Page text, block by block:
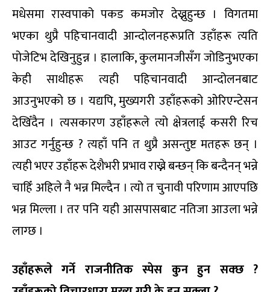
मधेसमा रास्वपाको पकड कमजोर देख्नुहुन्छ । विगतमा
भएका थुप्रै पहिचानवादी आन्दोलनहरूप्रति उहाँहरू त्यति
पोजेटिभ देखिनुहुन्न । हालाकि, कुलमानजीसँग जोडिनुभएका
केही साथीहरू त्यही पहिचानवादी आन्दोलनबाट
आउनुभएको छ । यद्यपि, मुख्यगरी उहाँहरूको ओरिएन्टेसन
देखिँदैन । त्यसकारण उहाँहरूले त्यो क्षेत्रलाई कसरी रिच
आउट गर्नुहुन्छ ? त्यहाँ पनि त थुप्रै असन्तुष्ट मतहरू छन् ।
त्यही भएर उहाँहरू देशैभरी प्रभाव राख्ने बन्छन् कि बन्दैनन् भन्ने
चाहिँ अहिले नै भन्न मिल्दैन । त्यो त चुनावी परिणाम आएपछि
भन्न मिल्ला । तर पनि यही आसपासबाट नतिजा आउला भन्ने
लाग्छ ।
उहाँहरूले गर्ने राजनीतिक स्पेस कुन हुन सक्छ ?